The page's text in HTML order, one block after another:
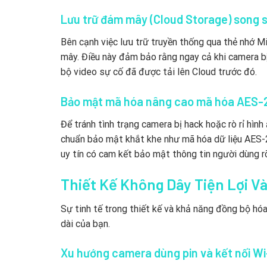
Lưu trữ đám mây (Cloud Storage) song
Bên cạnh việc lưu trữ truyền thống qua thẻ nhớ
mây. Điều này đảm bảo rằng ngay cả khi
bộ video sự cố đã được tải lên Cloud trước đó.
Bảo mật mã hóa nâng cao mã hóa AES-
Để tránh tình trạng camera bị hack hoặc rò rỉ
chuẩn bảo mật khắt khe như mã hóa dữ liệu
uy tín có cam kết bảo mật thông tin người dùng
Thiết Kế Không Dây Tiện Lợi
Sự tinh tế trong thiết kế và khả năng đồng bộ
dài của bạn.
Xu hướng camera dùng pin và kết nối